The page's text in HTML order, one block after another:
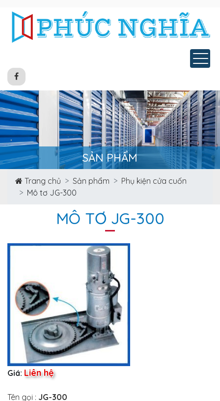
SẢN PHẨM
Trang chủ Sản phẩm
Phụ kiện cửa cuốn
Mô tơ JG-300
MÔ TƠ JG-300
Giá: Liên hệ
Tên gọi : JG-300